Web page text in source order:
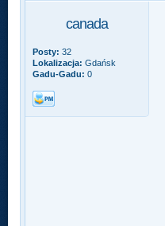
canada
Posty: 32
Lokalizacja: Gdańsk
Gadu-Gadu: 0